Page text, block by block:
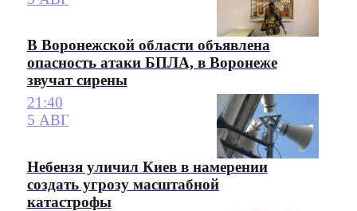
В Воронежской области объявлена
опасность атаки БПЛА, в Воронеже
звучат сирены
21:40
5 АВГ
Небензя уличил Киев в намерении
создать угрозу масштабной
катастрофы